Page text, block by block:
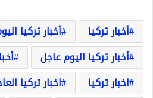
أخبار تركيا
أخبار تركيا
أخبار تركيا اليوم عاجل
اخبار تركيا
اخبار تركيا